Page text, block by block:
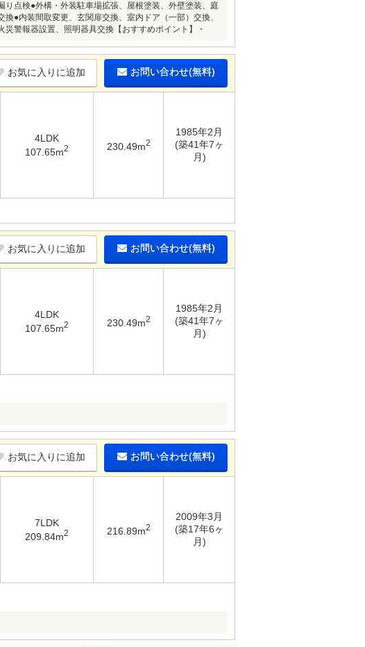
点検●外構・外装駐車場拡張、屋根塗装、外壁塗装、庭
●内装間取変更、玄関扉交換、室内ドア（一部）交換、
警報器設置、照明器具交換【おすすめポイント】・
お気に入りに追加 お問い合わせ(無料)
4LDK
107.65m2 230.49m2
1985年2月
(築41年7ヶ
月)
お気に入りに追加 お問い合わせ(無料)
4LDK
107.65m2 230.49m2
1985年2月
(築41年7ヶ
月)
お気に入りに追加 お問い合わせ(無料)
7LDK
209.84m2 216.89m2
2009年3月
(築17年6ヶ
月)